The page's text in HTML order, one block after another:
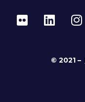
© 2021 –